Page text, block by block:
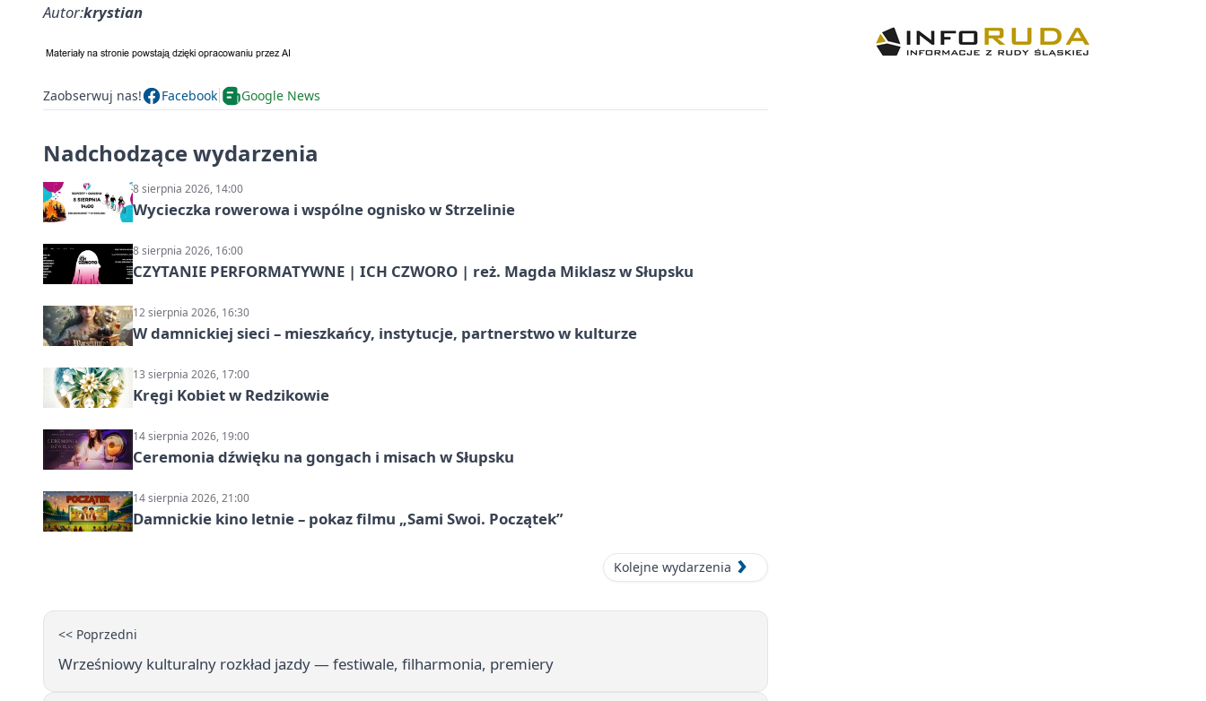
Autor:krystian
Zaobserwuj nas! Facebook Google News
Nadchodzące wydarzenia
8 sierpnia 2026, 14:00
Wycieczka rowerowa i wspólne ognisko w Strzelinie
8 sierpnia 2026, 16:00
CZYTANIE PERFORMATYWNE | ICH CZWORO | reż. Magda Miklasz w Słupsku
12 sierpnia 2026, 16:30
W damnickiej sieci – mieszkańcy, instytucje, partnerstwo w kulturze
13 sierpnia 2026, 17:00
Kręgi Kobiet w Redzikowie
14 sierpnia 2026, 19:00
Ceremonia dźwięku na gongach i misach w Słupsku
14 sierpnia 2026, 21:00
Damnickie kino letnie – pokaz filmu „Sami Swoi. Początek”
Kolejne wydarzenia
<< Poprzedni
Wrześniowy kulturalny rozkład jazdy — festiwale, filharmonia, premiery